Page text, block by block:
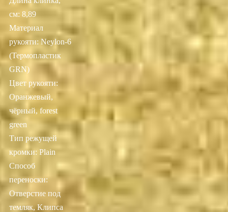
см: 8,89
Материал
рукояти: Neylon-6
(Термопластик
GRN)
Цвет рукояти:
Оранжевый,
чёрный, forest
green
Тип режущей
кромки: Plain
Способ
переноски:
Отверстие под
темляк, Клипса